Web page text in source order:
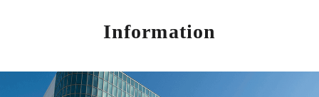
Information